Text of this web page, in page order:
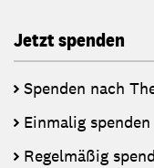
Jetzt spenden
Spenden nach
Einmalig spenden
Regelmäßig